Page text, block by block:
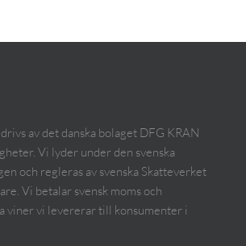
av det danska bolaget DFG KRAN
Vi lyder under den svenska
och regleras av svenska Skatteverket
Vi betalar svensk moms och
viner vi levererar till konsumenter i